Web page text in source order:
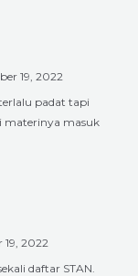
19, 2022
padat tapi
materinya masuk
19, 2022
daftar STAN.